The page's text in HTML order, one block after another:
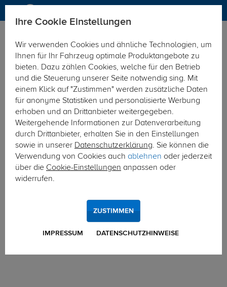
Hier geht's zur Fahrzeugübersicht: Mitsubishi Outlander
Ihre Cookie Einstellungen
Wir verwenden Cookies und ähnliche Technologien, um
Ihnen für Ihr Fahrzeug optimale Produktangebote zu
bieten. Dazu zählen Cookies, welche für den Betrieb
und die Steuerung unserer Seite notwendig sing. Mit
einem Klick auf "Zustimmen" werden zusätzliche Daten
für anonyme Statistiken und personalisierte Werbung
erhoben und an Drittanbieter weitergegeben.
Weitergehende Informationen zur Datenverarbeitung
durch Drittanbieter, erhalten Sie in den Einstellungen
sowie in unserer Datenschutzerklärung. Sie können die
Verwendung von Cookies auch ablehnen oder jederzeit
über die Cookie-Einstellungen anpassen oder
widerrufen.
IMPRESSUM DATENSCHUTZHINWEISE
ZUSTIMMEN